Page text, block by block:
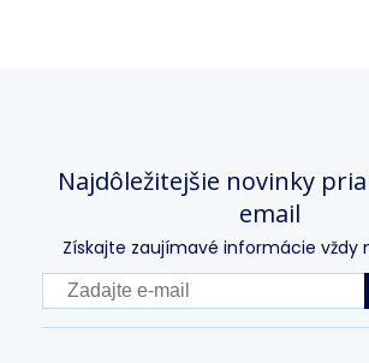
Najdôležitejšie novinky
email
Získajte zaujímavé informácie vždy